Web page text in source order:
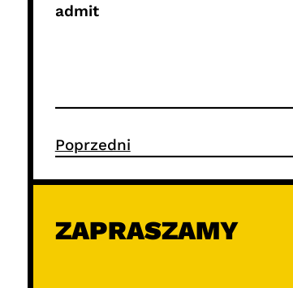
admit
Poprzedni
ZAPRASZAMY